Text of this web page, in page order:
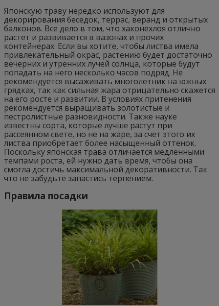
Японскую траву нередко используют для
декорирования беседок, террас, веранд и открытых
балконов. Все дело в том, что хаконехлоя отлично
растет и развивается в вазонах и прочих
контейнерах. Если вы хотите, чтобы листва имела
привлекательный окрас, растению будет достаточно
вечерних и утренних лучей солнца, которые будут
попадать на него несколько часов подряд. Не
рекомендуется высаживать многолетник на южных
грядках, так как сильная жара отрицательно скажется
на его росте и развитии. В условиях притенения
рекомендуется выращивать золотистые и
пестролистные разновидности. Также науке
известны сорта, которые лучше растут при
рассеянном свете, но не на жаре, за счет этого их
листва приобретает более насыщенный оттенок.
Поскольку японская трава отличается медленными
темпами роста, ей нужно дать время, чтобы она
смогла достичь максимальной декоративности. Так
что не забудьте запастись терпением.
Правила посадки